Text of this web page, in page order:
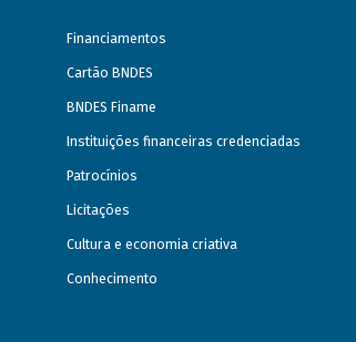
Financiamentos
Cartão BNDES
BNDES Finame
Instituições financeiras credenciadas
Patrocínios
Licitações
Cultura e economia criativa
Conhecimento